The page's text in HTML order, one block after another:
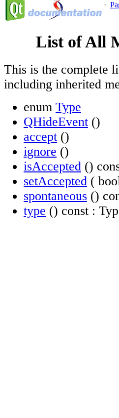
·
List of All
This is the complete
including inherited
enum Type
QHideEvent ()
accept ()
ignore ()
isAccepted ()
setAccepted (
spontaneous ()
type () const :